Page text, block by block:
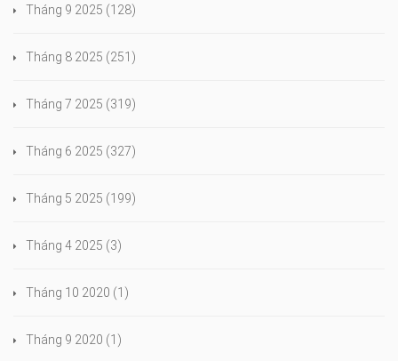
Tháng 9 2025 (128)
Tháng 8 2025 (251)
Tháng 7 2025 (319)
Tháng 6 2025 (327)
Tháng 5 2025 (199)
Tháng 4 2025 (3)
Tháng 10 2020 (1)
Tháng 9 2020 (1)